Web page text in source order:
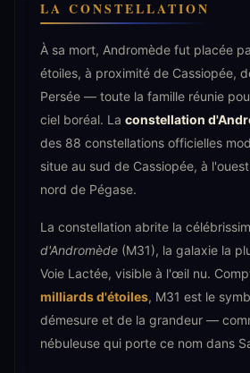
LA CONSTELLATION
À sa mort, Andromède fut placée
étoiles, à proximité de Cassiopée,
Persée — toute la famille réunie
ciel boréal. La constellation
des 88 constellations officielles
situe au sud de Cassiopée, à
nord de Pégase.
La constellation abrite la
d'Andromède (M31), la galaxie la
Voie Lactée, visible à l'œil nu.
milliards d'étoiles, M31 est le
démesure et de la grandeur —
nébuleuse qui porte ce nom dans